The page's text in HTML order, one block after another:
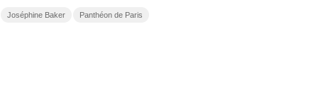
Joséphine Baker Panthéon de Paris